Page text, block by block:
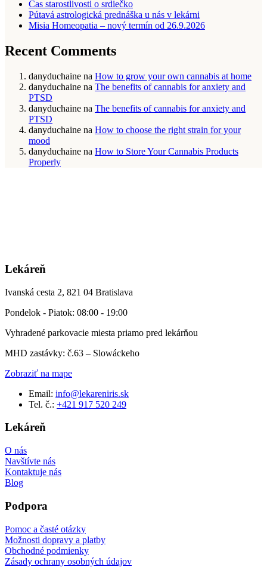
Čas starostlivosti o srdiečko
Pútavá astrologická prednáška u nás v lekárni
Misia Homeopatia – nový termín od 26.9.2026
Recent Comments
danyduchaine na How to grow your own cannabis at home
danyduchaine na The benefits of cannabis for anxiety and
PTSD
danyduchaine na The benefits of cannabis for anxiety and
PTSD
danyduchaine na How to choose the right strain for your
mood
danyduchaine na How to Store Your Cannabis Products
Properly
Lekáreň
Ivanská cesta 2, 821 04 Bratislava
Pondelok - Piatok: 08:00 - 19:00
Vyhradené parkovacie miesta priamo pred lekárňou
MHD zastávky: č.63 – Slowáckeho
Zobraziť na mape
Email: info@lekareniris.sk
Tel. č.: +421 917 520 249
Lekáreň
O nás
Navštívte nás
Kontaktuje nás
Blog
Podpora
Pomoc a časté otázky
Možnosti dopravy a platby
Obchodné podmienky
Zásady ochrany osobných údajov